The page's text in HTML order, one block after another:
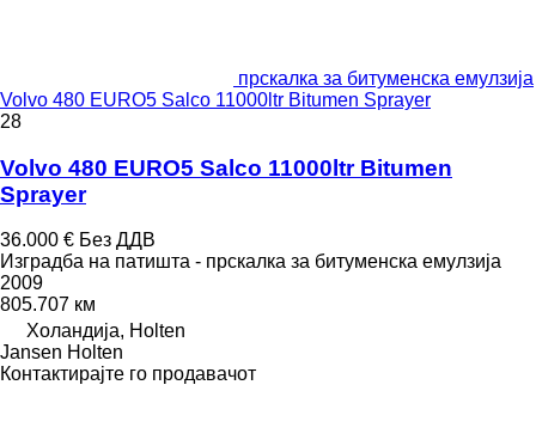
прскалка за битуменска емулзија
Volvo 480 EURO5 Salco 11000ltr Bitumen Sprayer
28
Volvo 480 EURO5 Salco 11000ltr Bitumen
Sprayer
36.000 € Без ДДВ
Изградба на патишта - прскалка за битуменска емулзија
2009
805.707 км
Холандија, Holten
Jansen Holten
Контактирајте го продавачот